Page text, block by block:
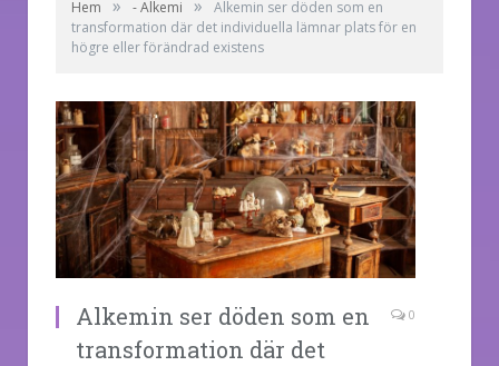
Hem » - Alkemi »
Alkemin ser döden som en
transformation där det individuella lämnar plats för en
högre eller förändrad existens
Alkemin ser döden som en
transformation där det
0